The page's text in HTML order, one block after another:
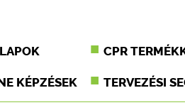
CPR
KÉPZÉSEK TERVEZÉSI